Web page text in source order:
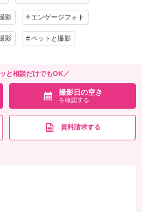
影 エンゲージフォト
影 ペットと撮影
と相談だけでもOK／
撮影日の空き
を確認する
資料請求する